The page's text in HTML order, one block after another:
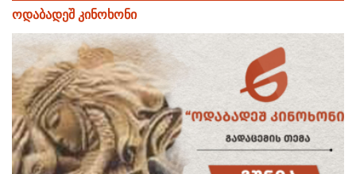
ოდაბადეშ კინოხონი